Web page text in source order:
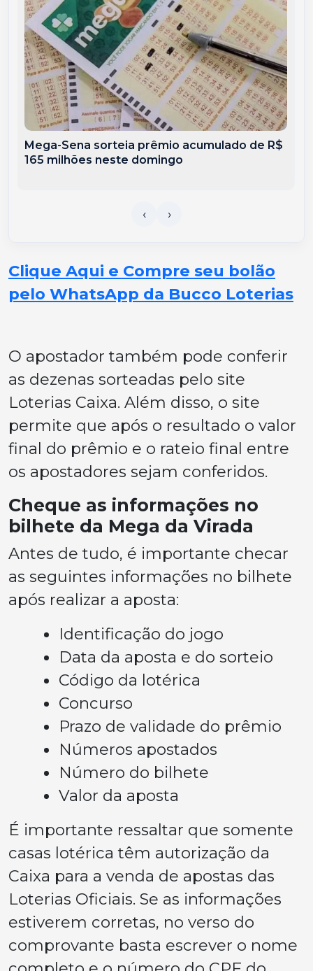
Mega-Sena sorteia prêmio acumulado de R$
165 milhões neste domingo
Clique Aqui e Compre seu bolão
pelo WhatsApp da Bucco Loterias
O apostador também pode conferir
as dezenas sorteadas pelo site
Loterias Caixa. Além disso, o site
permite que após o resultado o valor
final do prêmio e o rateio final entre
os apostadores sejam conferidos.
Cheque as informações no
bilhete da Mega da Virada
Antes de tudo, é importante checar
as seguintes informações no bilhete
após realizar a aposta:
Identificação do jogo
Data da aposta e do sorteio
Código da lotérica
Concurso
Prazo de validade do prêmio
Números apostados
Número do bilhete
Valor da aposta
É importante ressaltar que somente
casas lotérica têm autorização da
Caixa para a venda de apostas das
Loterias Oficiais. Se as informações
estiverem corretas, no verso do
comprovante basta escrever o nome